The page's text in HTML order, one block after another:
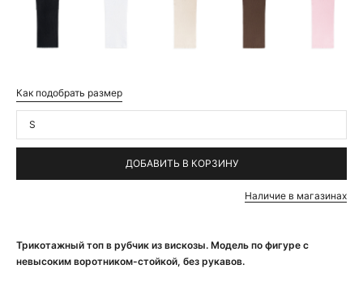
Трикотажный топ в рубчик из вискозы. Модель по фигуре с
невысоким воротником-стойкой, без рукавов.
Как подобрать размер
S
ДОБАВИТЬ В КОРЗИНУ
Наличие в магазинах